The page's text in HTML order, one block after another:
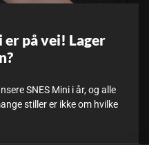
er på vei! Lager
SNES Mini i år, og alle
stiller er ikke om hvilke